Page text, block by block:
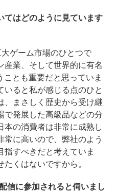
てはどのように見ています
ゲーム市場のひとつで
産業、そして世界的に有名
とも重要だと思っていま
いると私が感じる点のひと
、まさしく歴史から受け継
で発展した高級品などの分
本の消費者は非常に成熟し
常に高いので、弊社のよう
指すべきだと考えていま
くはないですから。
信に参加されると伺いまし